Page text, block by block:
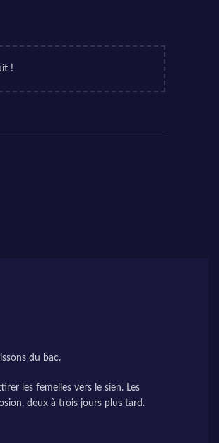
!
du bac.
les femelles vers le sien. Les
deux à trois jours plus tard.